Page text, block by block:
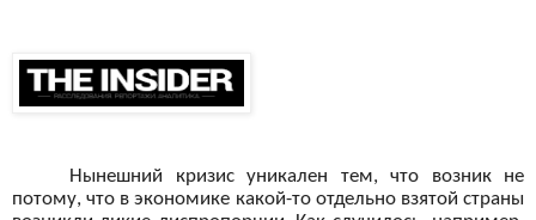
Нынешний кризис уникален тем, что возник не
потому, что в экономике какой-то отдельно взятой страны